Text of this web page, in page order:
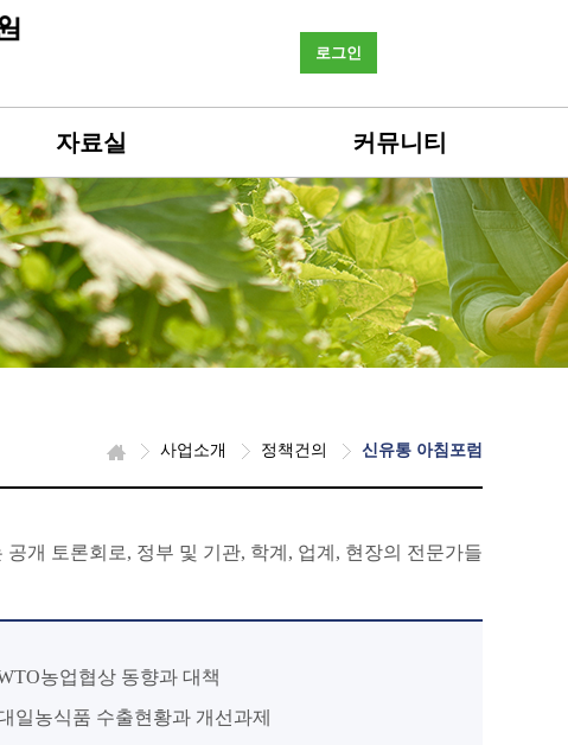
로그인
자료실 커뮤니티
사업소개 정책건의 신유통 아침포럼
개 토론회로, 정부 및 기관, 학계, 업계, 현장의 전문가들
농업협상 동향과 대책
일농식품 수출현황과 개선과제